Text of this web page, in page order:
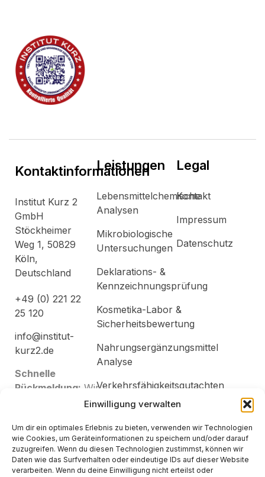
Einwilligung verwalten
Um dir ein optimales Erlebnis zu bieten, verwenden wir Technologien
wie Cookies, um Geräteinformationen zu speichern und/oder darauf
zuzugreifen. Wenn du diesen Technologien zustimmst, können wir
Daten wie das Surfverhalten oder eindeutige IDs auf dieser Website
verarbeiten. Wenn du deine Einwilligung nicht erteilst oder
Kontaktinformationen
Institut Kurz 2
GmbH
Stöckheimer
Weg 1, 50829
Köln,
Deutschland
+49 (0) 221 22
25 120
info@institut-
kurz2.de
Schnelle
Rückmeldung: Wir
Stunden. Für
dringende
Analysen bitte
direkt anrufen.
Leistungen
Lebensmittelchemische
Analysen
Mikrobiologische
Untersuchungen
Deklarations- &
Kennzeichnungsprüfung
Kosmetika-Labor &
Sicherheitsbewertung
Nahrungsergänzungsmittel
Analyse
Verkehrsfähigkeitsgutachten
& Free Sales Vorbereitung
Regulatorische
Beratung &
Health Claims
Legal
Kontakt
Impressum
Datenschutz